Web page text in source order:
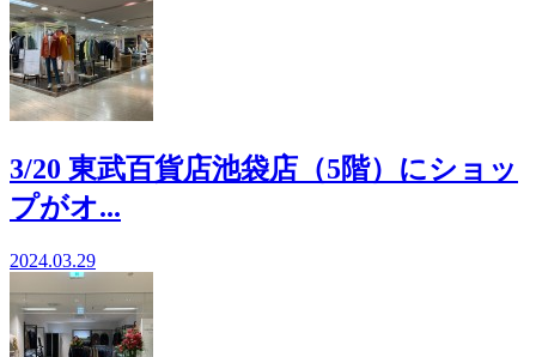
3/20 東武百貨店池袋店（5階）にショッ
プがオ...
2024.03.29